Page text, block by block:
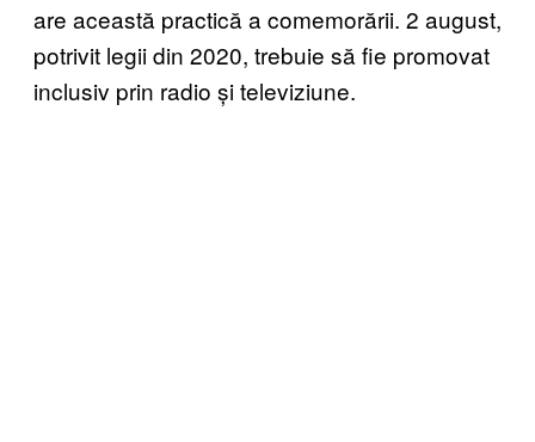
are această practică a comemorării. 2 august,
potrivit legii din 2020, trebuie să fie promovat
inclusiv prin radio și televiziune.